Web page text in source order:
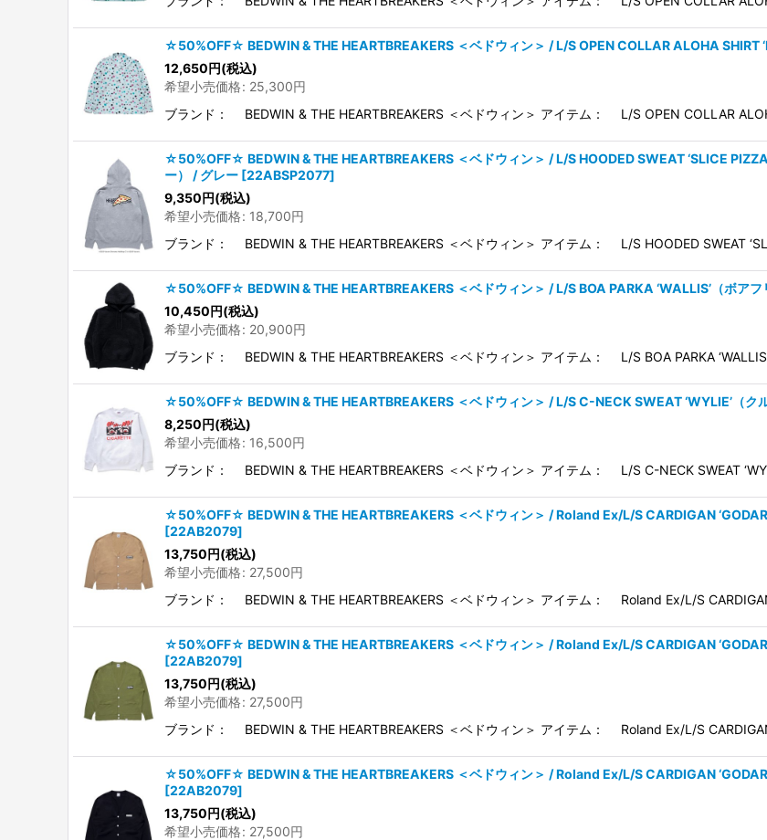
☆50%OFF☆ BEDWIN & THE HEARTBREAKERS ＜ベドウィン＞ / L/S OPEN COLLAR ALOHA SHIRT
12,650円(税込)
希望小売価格: 25,300円
ブランド： BEDWIN & THE HEARTBREAKERS ＜ベドウィン＞ アイテム： L/S OPEN COLLAR
☆50%OFF☆ BEDWIN & THE HEARTBREAKERS ＜ベドウィン＞ / L/S HOODED SWEAT ‘SLICE
ー） / グレー [22ABSP2077]
9,350円(税込)
希望小売価格: 18,700円
ブランド： BEDWIN & THE HEARTBREAKERS ＜ベドウィン＞ アイテム： L/S HOODED SWEAT
☆50%OFF☆ BEDWIN & THE HEARTBREAKERS ＜ベドウィン＞ / L/S BOA PARKA ‘WALLIS’（ボアフ
10,450円(税込)
希望小売価格: 20,900円
ブランド： BEDWIN & THE HEARTBREAKERS ＜ベドウィン＞ アイテム： L/S BOA PARKA
☆50%OFF☆ BEDWIN & THE HEARTBREAKERS ＜ベドウィン＞ / L/S C-NECK SWEAT ‘WYLIE’（ク
8,250円(税込)
希望小売価格: 16,500円
ブランド： BEDWIN & THE HEARTBREAKERS ＜ベドウィン＞ アイテム： L/S C-NECK SWEAT
☆50%OFF☆ BEDWIN & THE HEARTBREAKERS ＜ベドウィン＞ / Roland Ex/L/S CARDIGAN
[22AB2079]
13,750円(税込)
希望小売価格: 27,500円
ブランド： BEDWIN & THE HEARTBREAKERS ＜ベドウィン＞ アイテム： Roland Ex/L/S
☆50%OFF☆ BEDWIN & THE HEARTBREAKERS ＜ベドウィン＞ / Roland Ex/L/S CARDIGAN
[22AB2079]
13,750円(税込)
希望小売価格: 27,500円
ブランド： BEDWIN & THE HEARTBREAKERS ＜ベドウィン＞ アイテム： Roland Ex/L/S
☆50%OFF☆ BEDWIN & THE HEARTBREAKERS ＜ベドウィン＞ / Roland Ex/L/S CARDIGAN
[22AB2079]
13,750円(税込)
希望小売価格: 27,500円